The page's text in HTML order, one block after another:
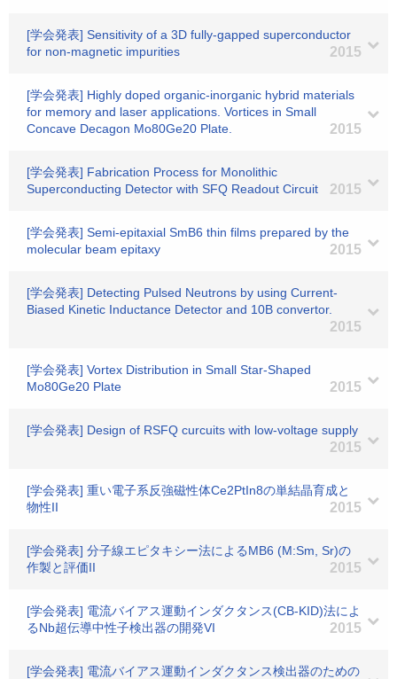
[学会発表] Sensitivity of a 3D fully-gapped superconductor
for non-magnetic impurities
2015
[学会発表] Highly doped organic-inorganic hybrid materials
for memory and laser applications. Vortices in Small
Concave Decagon Mo80Ge20 Plate.
2015
[学会発表] Fabrication Process for Monolithic
Superconducting Detector with SFQ Readout Circuit
2015
[学会発表] Semi-epitaxial SmB6 thin films prepared by the
molecular beam epitaxy
2015
[学会発表] Detecting Pulsed Neutrons by using Current-
Biased Kinetic Inductance Detector and 10B convertor.
2015
[学会発表] Vortex Distribution in Small Star-Shaped
Mo80Ge20 Plate
2015
[学会発表] Design of RSFQ curcuits with low-voltage supply
2015
[学会発表] 重い電子系反強磁性体Ce2PtIn8の単結晶育成と
物性II
2015
[学会発表] 分子線エピタキシー法によるMB6 (M:Sm, Sr)の
作製と評価II
2015
[学会発表] 電流バイアス運動インダクタンス(CB-KID)法によ
るNb超伝導中性子検出器の開発VI
2015
[学会発表] 電流バイアス運動インダクタンス検出器のための